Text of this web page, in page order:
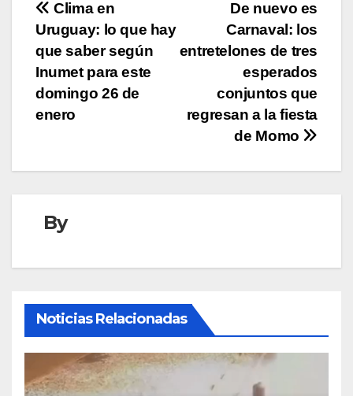
Navegación
de
entradas
De nuevo es
Carnaval: los
entretelones de tres
esperados
conjuntos que
regresan a la fiesta
de Momo
Clima en
Uruguay: lo que hay
que saber según
Inumet para este
domingo 26 de
enero
By
Noticias Relacionadas